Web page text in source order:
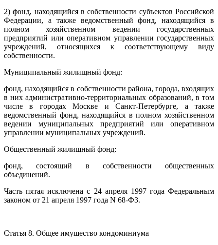
2) фонд, находящийся в собственности субъектов Российской
Федерации, а также ведомственный фонд, находящийся в
полном хозяйственном ведении государственных
предприятий или оперативном управлении государственных
учреждений, относящихся к соответствующему виду
собственности.
Муниципальный жилищный фонд:
фонд, находящийся в собственности района, города, входящих
в них административно-территориальных образований, в том
числе в городах Москве и Санкт-Петербурге, а также
ведомственный фонд, находящийся в полном хозяйственном
ведении муниципальных предприятий или оперативном
управлении муниципальных учреждений.
Общественный жилищный фонд:
фонд, состоящий в собственности общественных
объединений.
Часть пятая исключена с 24 апреля 1997 года Федеральным
законом от 21 апреля 1997 года N 68-ФЗ.
Статья 8. Общее имущество кондоминиума